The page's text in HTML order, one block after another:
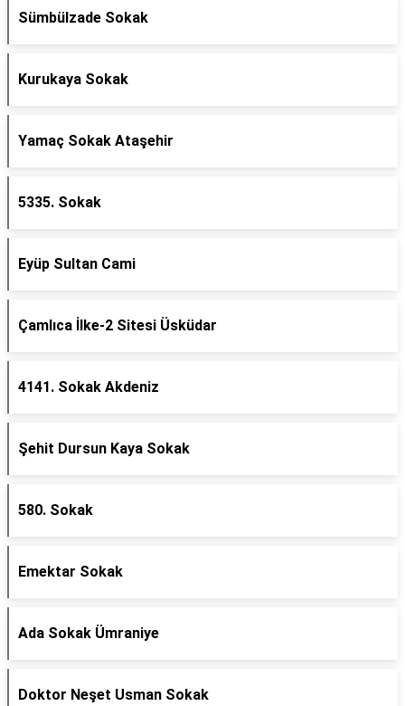
Sümbülzade Sokak
Kurukaya Sokak
Yamaç Sokak Ataşehir
5335. Sokak
Eyüp Sultan Cami
Çamlıca İlke-2 Sitesi Üsküdar
4141. Sokak Akdeniz
Şehit Dursun Kaya Sokak
580. Sokak
Emektar Sokak
Ada Sokak Ümraniye
Doktor Neşet Usman Sokak